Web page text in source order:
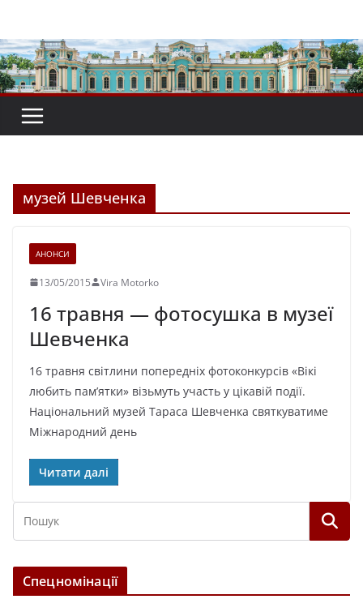
вмісту
музей Шевченка
АНОНСИ
13/05/2015 Vira Motorko
16 травня — фотосушка в музеї
Шевченка
16 травня світлини попередніх фотоконкурсів «Вікі
любить пам’ятки» візьмуть участь у цікавій події.
Національний музей Тараса Шевченка святкуватиме
Міжнародний день
Читати далі
Спецномінації